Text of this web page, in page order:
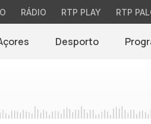
RÁDIO RTP PLAY RTP
Desporto